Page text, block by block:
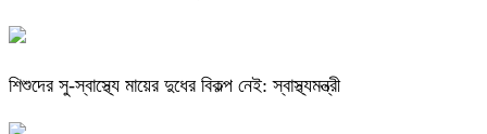
শিশুদের সু-স্বাস্থ্যে মায়ের দুধের বিকল্প নেই: স্বাস্থ্যমন্ত্রী